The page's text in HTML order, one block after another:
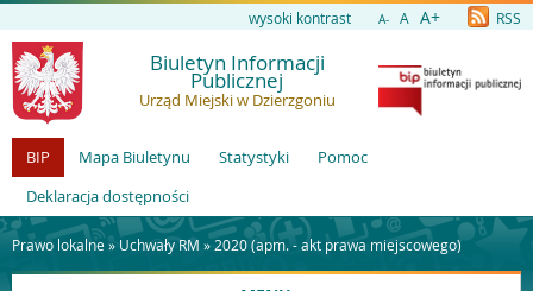
wysoki kontrast A- A A+ RSS
Biuletyn Informacji
Publicznej
Urząd Miejski w Dzierzgoniu
BIP Mapa Biuletynu Statystyki
Pomoc
Deklaracja dostępności
Prawo lokalne » Uchwały RM » 2020 (apm. - akt prawa miejscowego)